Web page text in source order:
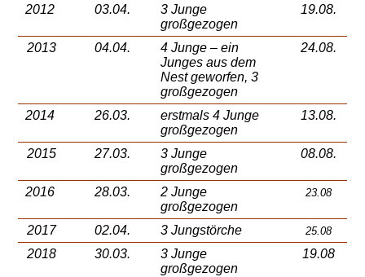
2012 03.04.
3 Junge
großgezogen
19.08.
2013 04.04.
4 Junge – ein
Junges aus dem
Nest geworfen, 3
großgezogen
24.08.
2014 26.03.
erstmals 4 Junge
großgezogen
13.08.
2015 27.03.
3 Junge
großgezogen
08.08.
2016 28.03.
2 Junge
großgezogen
23.08
2017 02.04. 3 Jungstörche 25.08
2018 30.03.
3 Junge
großgezogen
19.08